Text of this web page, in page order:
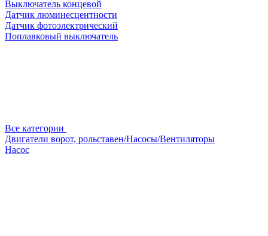
Выключатель концевой
Датчик люминесцентности
Датчик фотоэлектрический
Поплавковый выключатель
Все категории
Двигатели ворот, рольставен/Насосы/Вентиляторы
Насос